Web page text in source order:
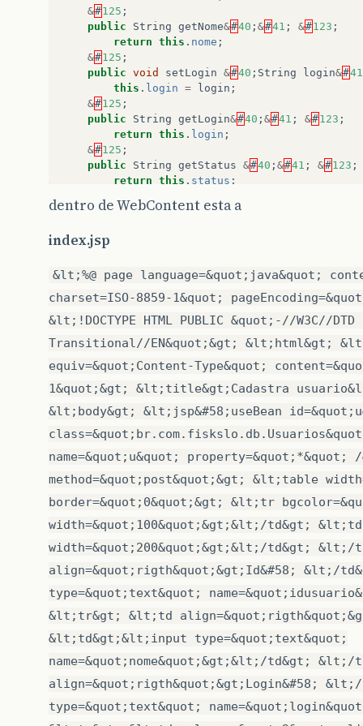
&#125 ;
public
String getNome&#40 ; &#41 ; &#123 ;
return this . nome ;
&#125 ;
public void setLogin &#40 ; String login&#41
this . login = login ;
&#125 ;
public
String getLogin&#40 ; &#41 ; &#123 ;
return this . login ;
&#125 ;
public
String getStatus &#40 ; &#41 ; &#123 ;
return this . status ;
125
public
q +=
"insert into loja.usuarios
Connection con = Conexao . obterConexao&
Statement st = con. createStatement
st.executeUpdate&#40 ;q& # 41;;
status
= &# "Usuario " nome +
& # 125; catch &#40; SQLException e& #41;
status = e.getMessage& 40;&#41;;
# 125
&#125 ;
dentro de WebContent esta a
index.jsp
&lt;%@ page language=&quot;java&quot;
charset=ISO-8859-1&quot;
&lt;!DOCTYPE HTML PUBLIC &quot;-//W3C//DTD
Transitional//EN&quot;&gt; &lt;html&gt;
equiv=&quot;Content-Type&quot;
1&quot;&gt; &lt;title&gt;Cadastra
&lt;body&gt; &lt;jsp&#58;useBean
name=&quot;u&quot;
method=&quot;post&quot;&gt; &lt;table
border=&quot;0&quot;&gt; &lt;tr
width=&quot;100&quot;&gt;&lt;/td&gt; &lt;td
width=&quot;200&quot;&gt;&lt;/td&gt;
align=&quot;rigth&quot;&gt;Id&#58; &lt;/
type=&quot;text&quot;
&lt;tr&gt; &lt;td
&lt;td&gt;&lt;input type=&quot;text&quot;
name=&quot;nome&quot;&gt;&lt;/td&gt;
align=&quot;rigth&quot;&gt;Login&#58;
type=&quot;text&quot;